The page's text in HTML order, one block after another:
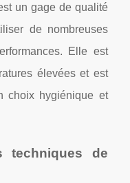
un gage de qualité
de nombreuses
Elle est
élevées et est
choix hygiénique et
techniques de